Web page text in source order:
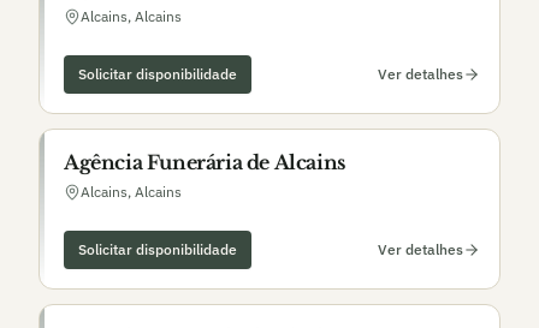
Alcains
Alcains, Alcains
Solicitar disponibilidade Ver detalhes
Agência Funerária de Alcains
Alcains, Alcains
Solicitar disponibilidade Ver detalhes